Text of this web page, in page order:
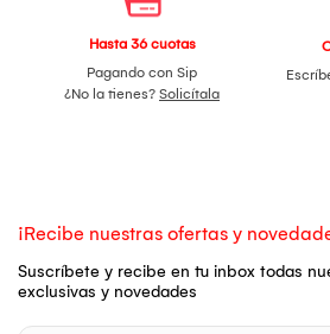
Hasta 36 cuotas
Pagando con Sip
¿No la tienes? Solicítala
¡Recibe nuestras ofertas y
Suscríbete y recibe en tu inbox todas
exclusivas y novedades